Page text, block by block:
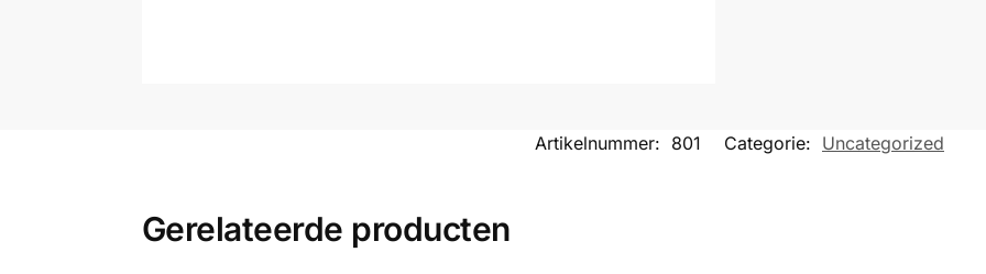
Artikelnummer: 801 Categorie: Uncategorized
Gerelateerde producten